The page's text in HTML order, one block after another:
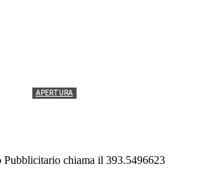
APERTURA
chiama il 393.5496623